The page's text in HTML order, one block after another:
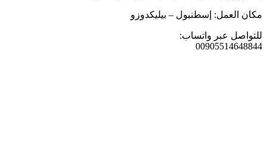
مكان العمل: إسطنبول – بيليكدوزو
للتواصل عبر واتساب:
00905514648844